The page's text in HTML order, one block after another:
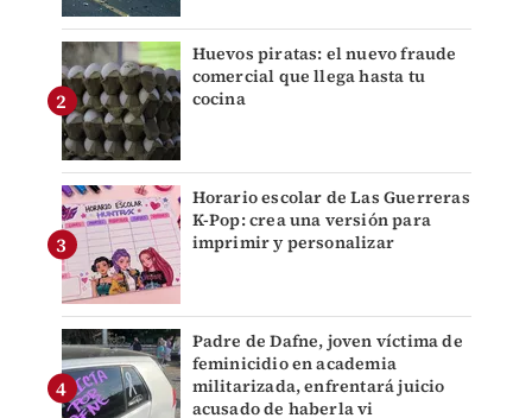
Huevos piratas: el nuevo fraude
comercial que llega hasta tu
cocina
Horario escolar de Las Guerreras
K-Pop: crea una versión para
imprimir y personalizar
Padre de Dafne, joven víctima de
feminicidio en academia
militarizada, enfrentará juicio
acusado de haberla vi